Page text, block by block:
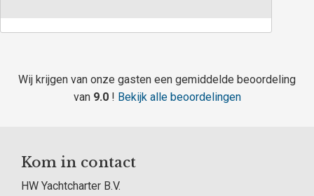
Wij krijgen van onze gasten een gemiddelde beoordeling
van 9.0 ! Bekijk alle beoordelingen
Kom in contact
HW Yachtcharter B.V.